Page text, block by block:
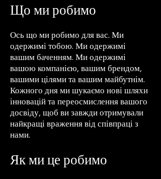
Що ми робимо
Ось що ми робимо для вас. Ми
одержимі тобою. Ми одержимі
вашим баченням. Ми одержимі
вашою компанією, вашим брендом,
вашими цілями та вашим майбутнім.
Кожного дня ми шукаємо нові шляхи
інновацій та переосмислення вашого
досвіду, щоб ви завжди отримували
найкращі враження від співпраці з
нами.
Як ми це робимо